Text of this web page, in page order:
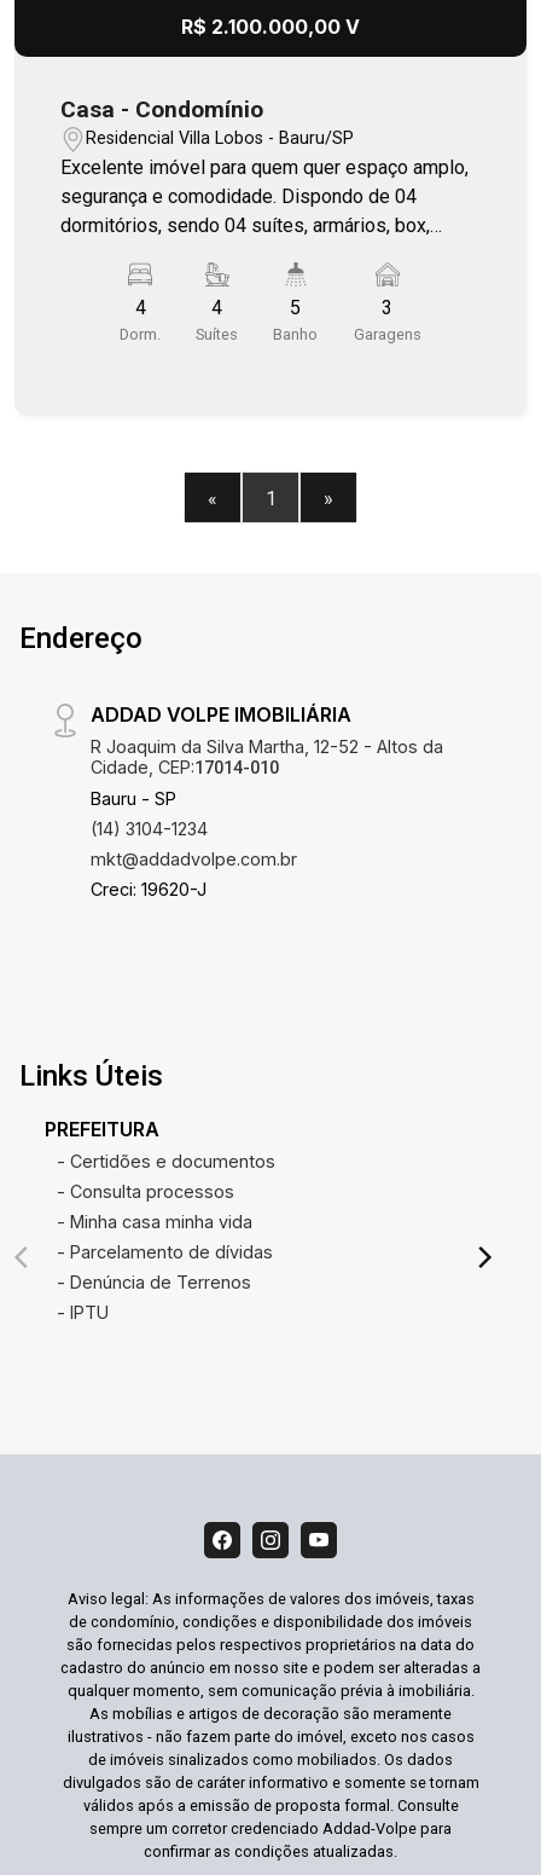
R$ 2.100.000,00 V
Casa - Condomínio
Residencial Villa Lobos - Bauru/SP
Excelente imóvel para quem quer espaço amplo,
segurança e comodidade. Dispondo de 04
dormitórios, sendo 04 suítes, armários, box,
condicionado, despensa, churrasqueira,
localização privilegiada na zona sul de Bauru e
muito mais!
4
Dorm.
4
Suítes
5
Banho
3
Garagens
« 1 »
Endereço
ADDAD VOLPE IMOBILIÁRIA
R Joaquim da Silva Martha, 12-52 - Altos da
Cidade, CEP:17014-010
Bauru - SP
(14) 3104-1234
mkt@addadvolpe.com.br
Creci: 19620-J
Links Úteis
PREFEITURA
- Certidões e documentos
- Consulta processos
- Minha casa minha vida
- Parcelamento de dívidas
- Denúncia de Terrenos
- IPTU
Aviso legal: As informações de valores dos imóveis, taxas
de condomínio, condições e disponibilidade dos imóveis
são fornecidas pelos respectivos proprietários na data do
cadastro do anúncio em nosso site e podem ser alteradas a
qualquer momento, sem comunicação prévia à imobiliária.
As mobílias e artigos de decoração são meramente
ilustrativos - não fazem parte do imóvel, exceto nos casos
de imóveis sinalizados como mobiliados. Os dados
divulgados são de caráter informativo e somente se tornam
válidos após a emissão de proposta formal. Consulte
sempre um corretor credenciado Addad-Volpe para
confirmar as condições atualizadas.